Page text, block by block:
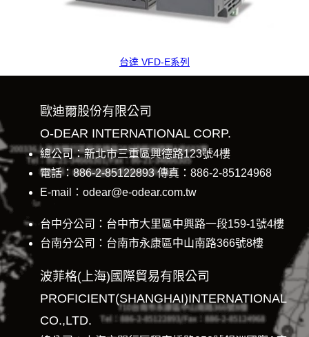
台達 VFD-E系列
歐迪爾股份有限公司
O-DEAR INTERNATIONAL CORP.
總公司：新北市三重區興德路123號4樓
電話：886-2-85122893 傳真：886-2-85124968
E-mail：odear@e-odear.com.tw
台中分公司：台中市大里區中興路一段159-1號4樓
台南分公司：台南市永康區中山南路366號8樓
波菲格(上海)國際貿易有限公司
PROFICIENT(SHANGHAI)INTERNATIONAL
CO.,LTD.